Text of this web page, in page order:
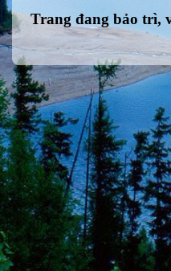
Trang đang bảo trì,